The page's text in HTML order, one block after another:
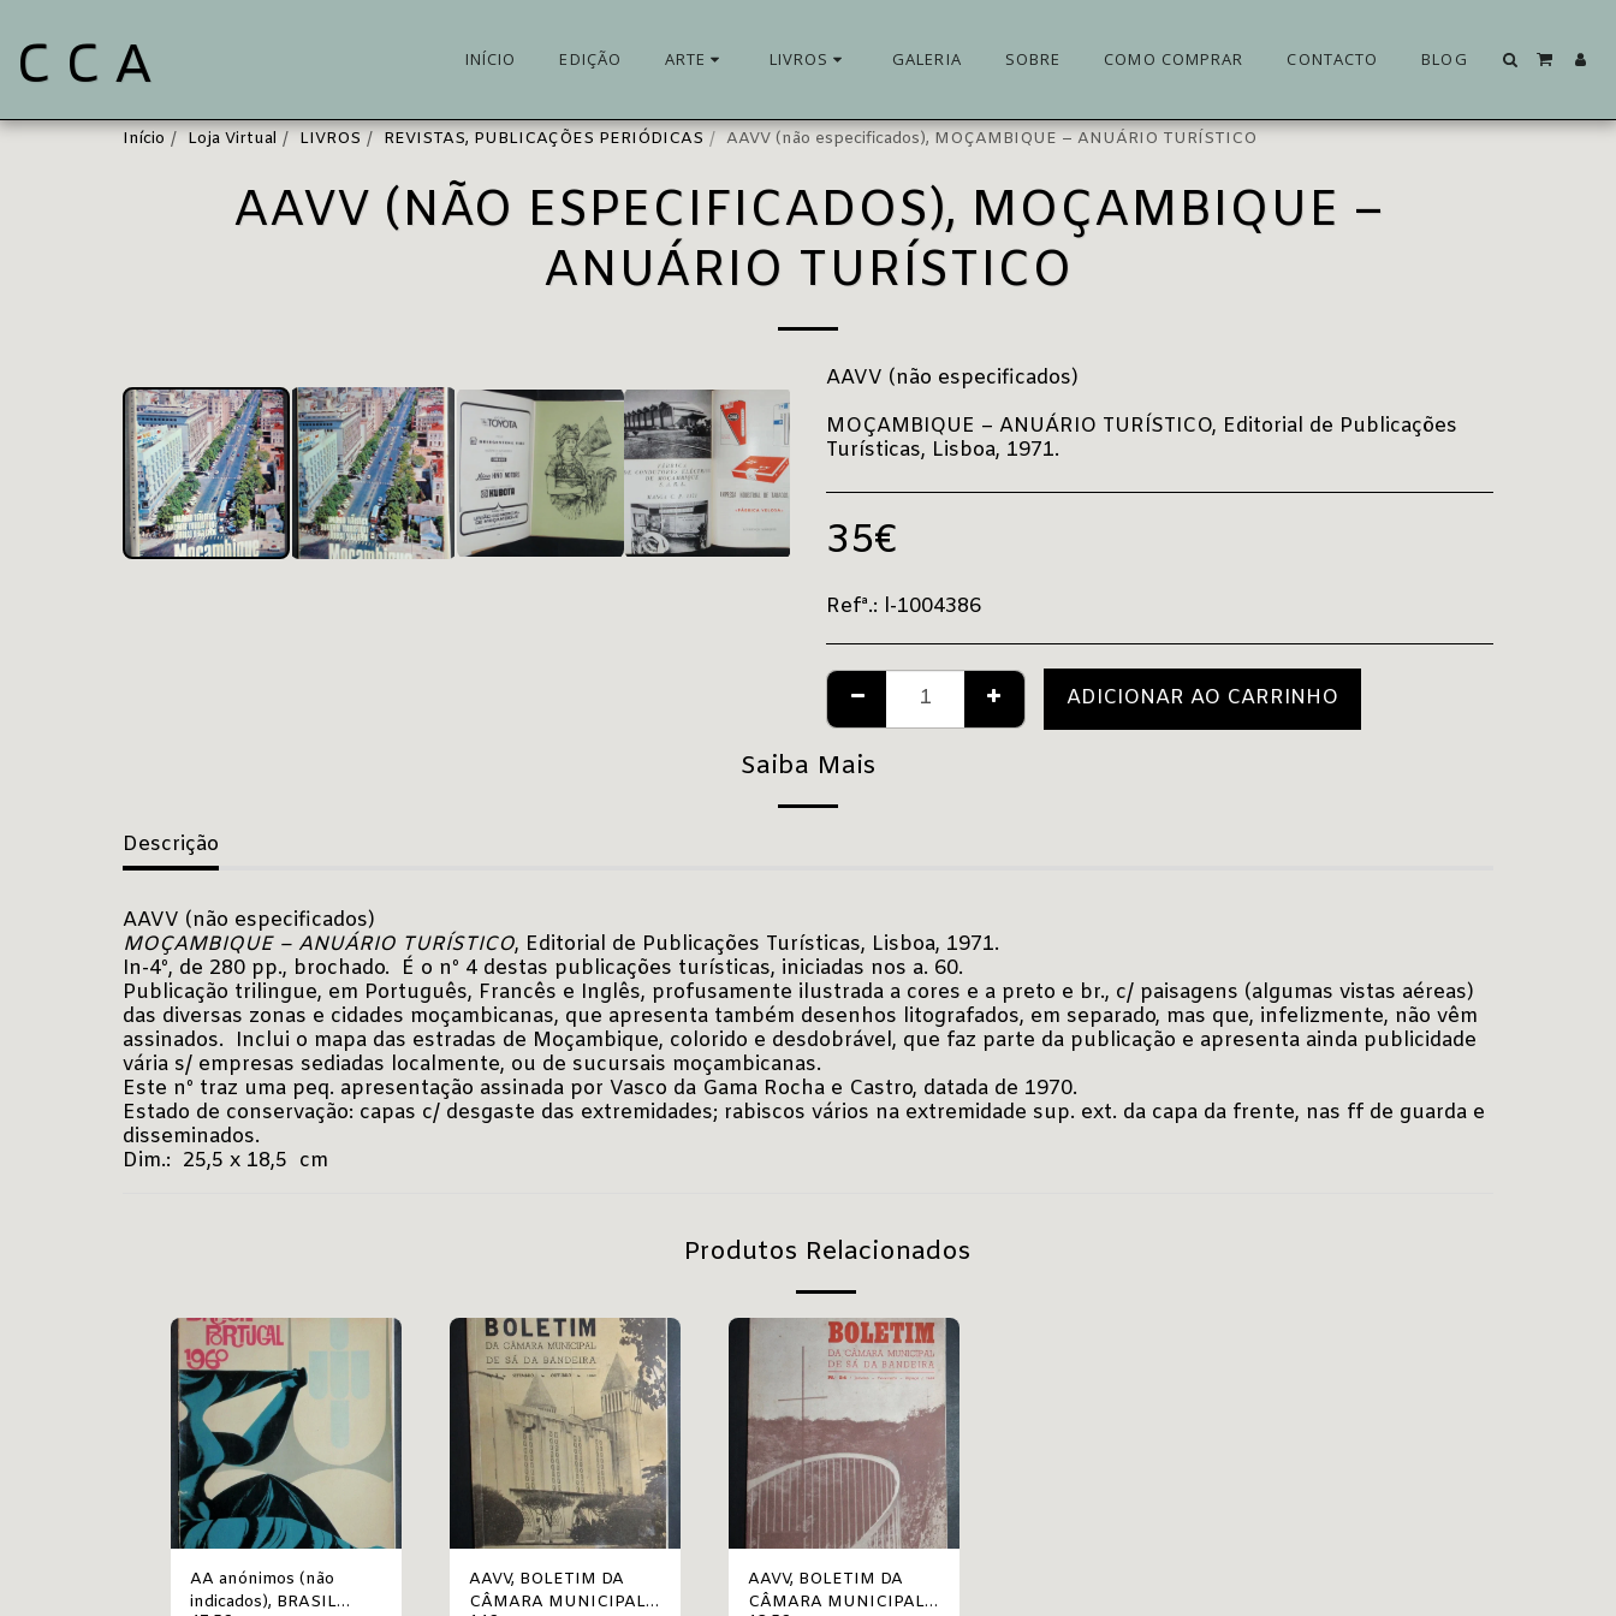
C C A INÍCIO EDIÇÃO ARTE LIVROS GALERIA SOBRE COMO COMPRAR CONTACTO BLOG
Início Loja Virtual LIVROS REVISTAS, PUBLICAÇÕES PERIÓDICAS AAVV (não especificados), MOÇAMBIQUE – ANUÁRIO TURÍSTICO
AAVV (NÃO ESPECIFICADOS), MOÇAMBIQUE –
ANUÁRIO TURÍSTICO
AAVV (não especificados)
MOÇAMBIQUE – ANUÁRIO TURÍSTICO, Editorial de Publicações
Turísticas, Lisboa, 1971.
35€
Refª.: l-1004386
ADICIONAR AO CARRINHO
Saiba Mais
Descrição
AAVV (não especificados)
MOÇAMBIQUE – ANUÁRIO TURÍSTICO, Editorial de Publicações Turísticas, Lisboa, 1971.
In-4º, de 280 pp., brochado. É o nº 4 destas publicações turísticas, iniciadas nos a. 60.
Publicação trilingue, em Português, Francês e Inglês, profusamente ilustrada a cores e a preto e br., c/ paisagens (algumas vistas aéreas)
das diversas zonas e cidades moçambicanas, que apresenta também desenhos litografados, em separado, mas que, infelizmente, não vêm
assinados. Inclui o mapa das estradas de Moçambique, colorido e desdobrável, que faz parte da publicação e apresenta ainda publicidade
vária s/ empresas sediadas localmente, ou de sucursais moçambicanas.
Este nº traz uma peq. apresentação assinada por Vasco da Gama Rocha e Castro, datada de 1970.
Estado de conservação: capas c/ desgaste das extremidades; rabiscos vários na extremidade sup. ext. da capa da frente, nas ff de guarda e
disseminados.
Dim.: 25,5 x 18,5 cm
Produtos Relacionados
AA anónimos (não
indicados), BRASIL
AAVV, BOLETIM DA
CÂMARA MUNICIPAL
AAVV, BOLETIM DA
CÂMARA MUNICIPAL